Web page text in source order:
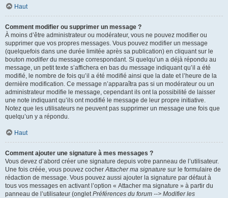
Haut
Comment modifier ou supprimer un message ?
À moins d’être administrateur ou modérateur, vous ne pouvez modifier ou
supprimer que vos propres messages. Vous pouvez modifier un message
(quelquefois dans une durée limitée après sa publication) en cliquant sur le
bouton modifierdu message correspondant. Si quelqu’un a déjà répondu au
message, un petit texte s’affichera en bas du message indiquant qu’il a été
modifié, le nombre de fois qu’il a été modifié ainsi que la date et l’heure de la
dernière modification. Ce message n’apparaîtra pas si un modérateur ou un
administrateur modifie le message, cependant ils ont la possibilité de laisser
une note indiquant qu’ils ont modifié le message de leur propre initiative.
Notez que les utilisateurs ne peuvent pas supprimer un message une fois que
quelqu’un y a répondu.
Haut
Comment ajouter une signature à mes messages ?
Vous devez d’abord créer une signature depuis votre panneau de l’utilisateur.
Une fois créée, vous pouvez cocherAttacher ma signature sur le formulaire de
rédaction de message. Vous pouvez aussi ajouter la signature par défaut à
tous vos messages en activant l’option « Attacher ma signature » à partir du
panneau de l’utilisateur (ongletPréférences du forum --> Modifier les